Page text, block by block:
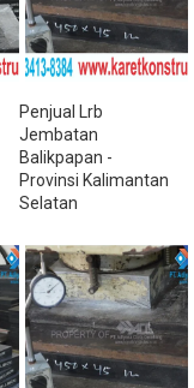
Penjual Lrb
Jembatan
Balikpapan -
Provinsi Kalimantan
Selatan